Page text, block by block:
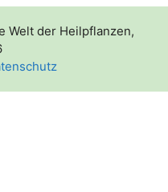
Welt der Heilpflanzen,